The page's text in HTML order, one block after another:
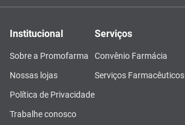
Institucional
Sobre a Promofarma
Nossas lojas
Política de Privacidade
Trabalhe conosco
Serviços
Convênio Farmácia
Serviços Farmacêuticos